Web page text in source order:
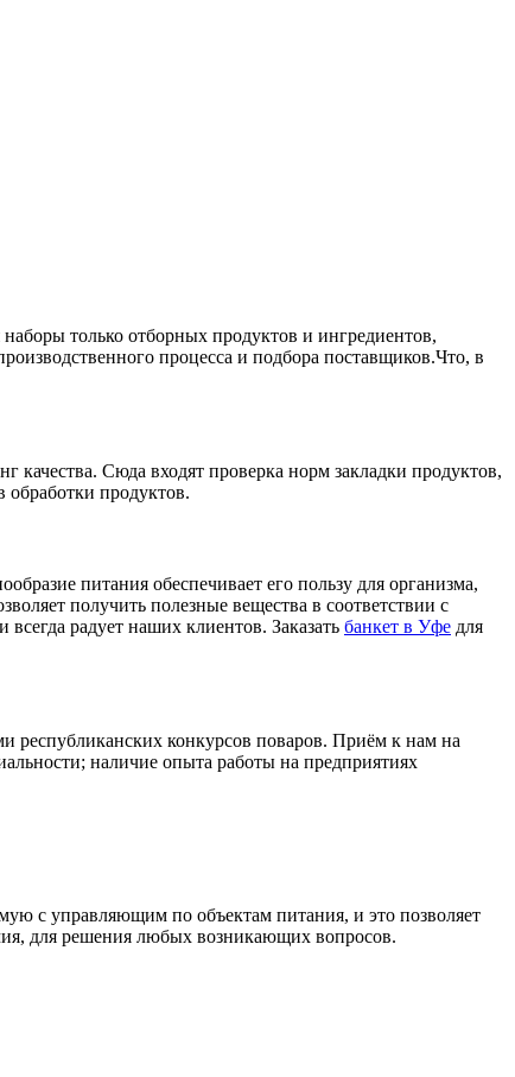
только отборных продуктов и ингредиентов,
процесса и подбора поставщиков.Что, в
качества. Сюда входят проверка норм закладки продуктов,
обработки продуктов.
питания обеспечивает его пользу для организма,
получить полезные вещества в соответствии с
радует наших клиентов. Заказать банкет в Уфе для
республиканских конкурсов поваров. Приём к нам на
наличие опыта работы на предприятиях
с управляющим по объектам питания, и это позволяет
для решения любых возникающих вопросов.